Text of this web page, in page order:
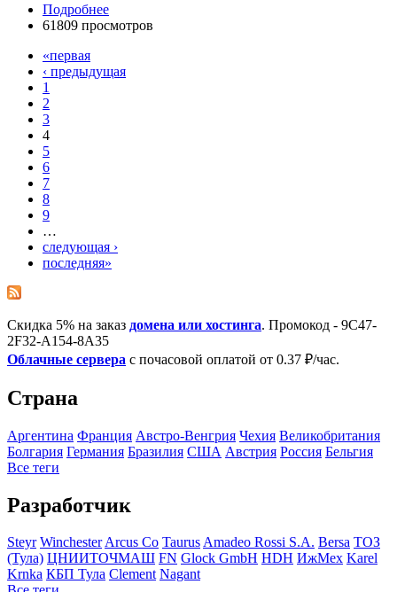
Подробнее
61809 просмотров
«первая
‹ предыдущая
1
2
3
4
5
6
7
8
9
…
следующая ›
последняя»
Скидка 5% на заказ домена или хостинга. Промокод - 9C47-
2F32-A154-8A35
Облачные сервера с почасовой оплатой от 0.37 ₽/час.
Страна
Аргентина Франция Австро-Венгрия Чехия Великобритания
Болгария Германия Бразилия США Австрия Росcия Бельгия
Все теги
Разработчик
Steyr WinchesterArcus Co TaurusAmadeo Rossi S.A. Bersa ТОЗ
(Тула) ЦНИИТОЧМАШ FN Glock GmbH HDH ИжМех Karel
Krnka КБП Тула Clement Nagant